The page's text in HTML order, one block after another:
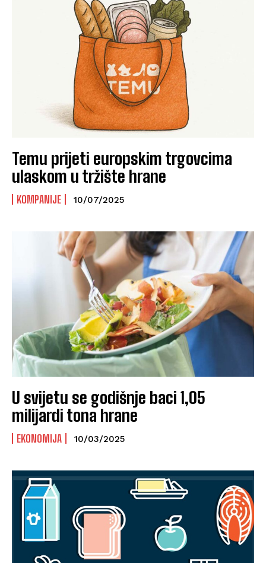
Temu prijeti europskim trgovcima
ulaskom u tržište hrane
KOMPANIJE 10/07/2025
U svijetu se godišnje baci 1,05
milijardi tona hrane
EKONOMIJA 10/03/2025